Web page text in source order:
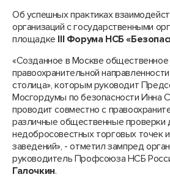
Об успешных практиках
организаций с государственными
площадке III Форума НСБ
«Созданное в Москве
правоохранительной
столица», которым руководит
Мосгордумы по безопасности Инна
проводит совместно с
различные общественные проверки
недобросовестных торговых точек
заведений», - отметил зампред
руководитель Профсоюза НСБ
Галочкин.